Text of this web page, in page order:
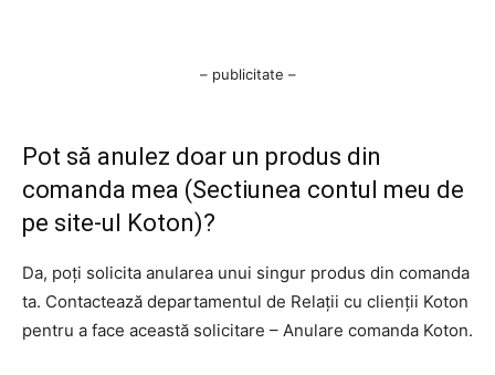
– publicitate –
Pot să anulez doar un produs din
comanda mea (Sectiunea contul meu de
pe site-ul Koton)?
Da, poți solicita anularea unui singur produs din comanda
ta. Contactează departamentul de Relații cu clienții Koton
pentru a face această solicitare – Anulare comanda Koton.